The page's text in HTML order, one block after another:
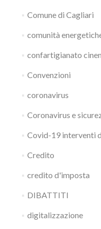
Comune di Cagliari
comunità
confartigianato
Convenzioni
coronavirus
Coronavirus e
Covid-19 interventi
Credito
credito d'imposta
DIBATTITI
digitalizzazione